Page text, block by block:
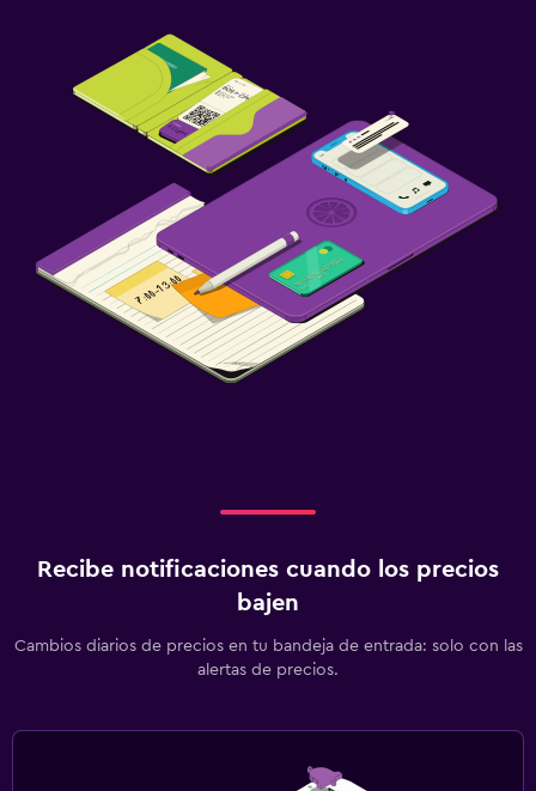
Recibe notificaciones cuando los precios
bajen
Cambios diarios de precios en tu bandeja de entrada: solo con las
alertas de precios.